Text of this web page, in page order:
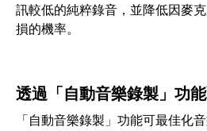
訊較低的純粹錄音，並降低因麥
損的機率。
透過「自動音樂錄製」功
「自動音樂錄製」功能可最佳化